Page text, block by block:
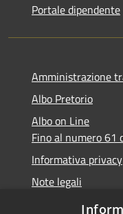
Portale dipendente
Amministrazione
Albo Pretorio
Albo on Line
Fino al numero 61
Informativa privacy
Note legali
Dichiarazione di